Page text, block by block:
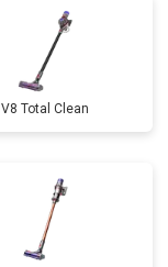
V8 Total Clean